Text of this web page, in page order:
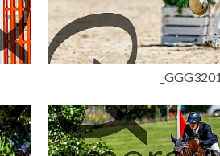
15,00 €
_GGG3201